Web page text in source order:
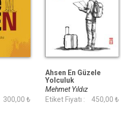
300,00 ₺
Ahsen En Güzele
Yolculuk
Mehmet Yıldız
Etiket Fiyatı :
450,00 ₺